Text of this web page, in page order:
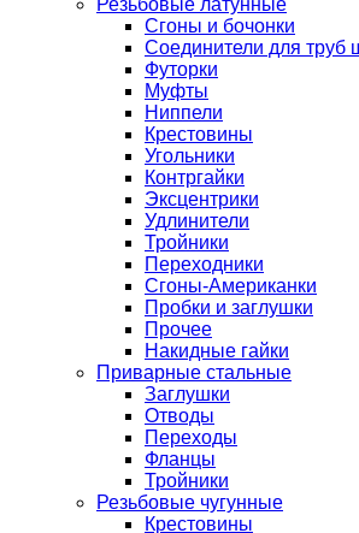
Сгоны и бочонки
Соединители для труб
Футорки
Муфты
Ниппели
Крестовины
Угольники
Контргайки
Эксцентрики
Удлинители
Тройники
Переходники
Сгоны-Американки
Пробки и заглушки
Прочее
Накидные гайки
Приварные стальные
Заглушки
Отводы
Переходы
Фланцы
Тройники
Резьбовые чугунные
Крестовины